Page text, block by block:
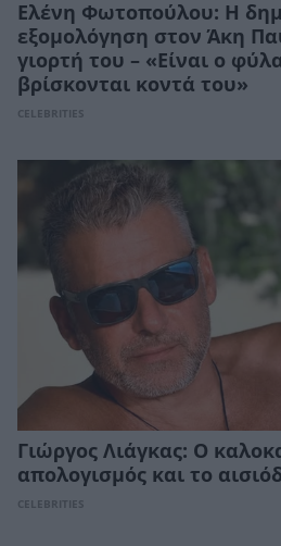
Ελένη Φωτοπούλου: Η
εξομολόγηση στον Άκη
γιορτή του – «Είναι ο
βρίσκονται κοντά του»
CELEBRITIES
Γιώργος Λιάγκας: Ο
απολογισμός και το
CELEBRITIES